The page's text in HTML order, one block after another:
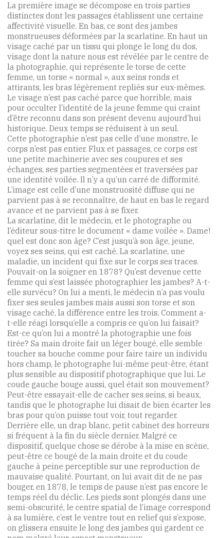
La première image se décompose en trois parties
distinctes dont les passages établissent une certaine
affectivité visuelle. En bas, ce sont des jambes
monstrueuses déformées par la scarlatine. En haut un
visage caché par un tissu qui plonge le long du dos,
visage dont la nature nous est révélée par le centre de
la photographie, qui représente le torse de cette
femme, un torse « normal », aux seins ronds et
attirants, les bras légèrement repliés sur eux-mêmes.
Le visage n’est pas caché parce que horrible, mais
pour occulter l’identité de la jeune femme qui craint
d’être reconnu dans son présent devenu aujourd’hui
historique. Deux temps se réduisent à un seul.
Cette photographie n’est pas celle d’une monstre, le
corps n’est pas entier. Flux et passages, ce corps est
une petite machinerie avec ses coupures et ses
échanges, ses parties segmentées et traversées par
une identité voilée. Il n’y a qu’un carré de difformité.
L’image est celle d’une monstruosité diffuse qui ne
parvient pas à se reconnaître, de haut en bas le regard
avance et ne parvient pas à se fixer.
La scarlatine, dit le médecin, et le photographe ou
l’éditeur sous-titre le document « dame voilée ». Dame!
quel est donc son âge? C’est jusqu’à son âge, jeune,
voyez ses seins, qui est caché. La scarlatine, une
maladie, un incident qui fixe sur le corps ses traces.
Pouvait-on la soigner en 1878? Qu’est devenue cette
femme qui s’est laissée photographier les jambes? A-t-
elle survécu? On lui a menti, le médecin n’a pas voulu
fixer ses seules jambes mais aussi son torse et son
visage caché, la différence entre les trois. Comment a-
t-elle réagi lorsqu’elle a compris ce qu’on lui faisait?
Est-ce qu’on lui a montré la photographie une fois
tirée? Sa main droite fait un léger bougé, elle semble
toucher sa bouche comme pour faire taire un individu
hors champ, le photographe lui-même peut-être, étant
plus sensible au dispositif photographique que lui. Le
coude gauche bouge aussi, quel était son mouvement?
Peut-être essayait-elle de cacher ses seins, si beaux,
tandis que le photographe lui disait de bien écarter les
bras pour qu’on puisse tout voir, tout regarder.
Derrière elle, un drap blanc, petit cabinet des horreurs
si fréquent à la fin du siècle dernier. Malgré ce
dispositif, quelque chose se dérobe à la mise en scène,
peut-être ce bougé de la main droite et du coude
gauche à peine perceptible sur une reproduction de
mauvaise qualité. Pourtant, on lui avait dit de ne pas
bouger, en 1878, le temps de pause n’est pas encore le
temps réel du déclic. Les pieds sont plongés dans une
semi-obscurité, le centre spatial de l’image correspond
à sa lumière, c’est le ventre tout en relief qui s’expose,
on glissera ensuite le long des jambes qui gardent ce